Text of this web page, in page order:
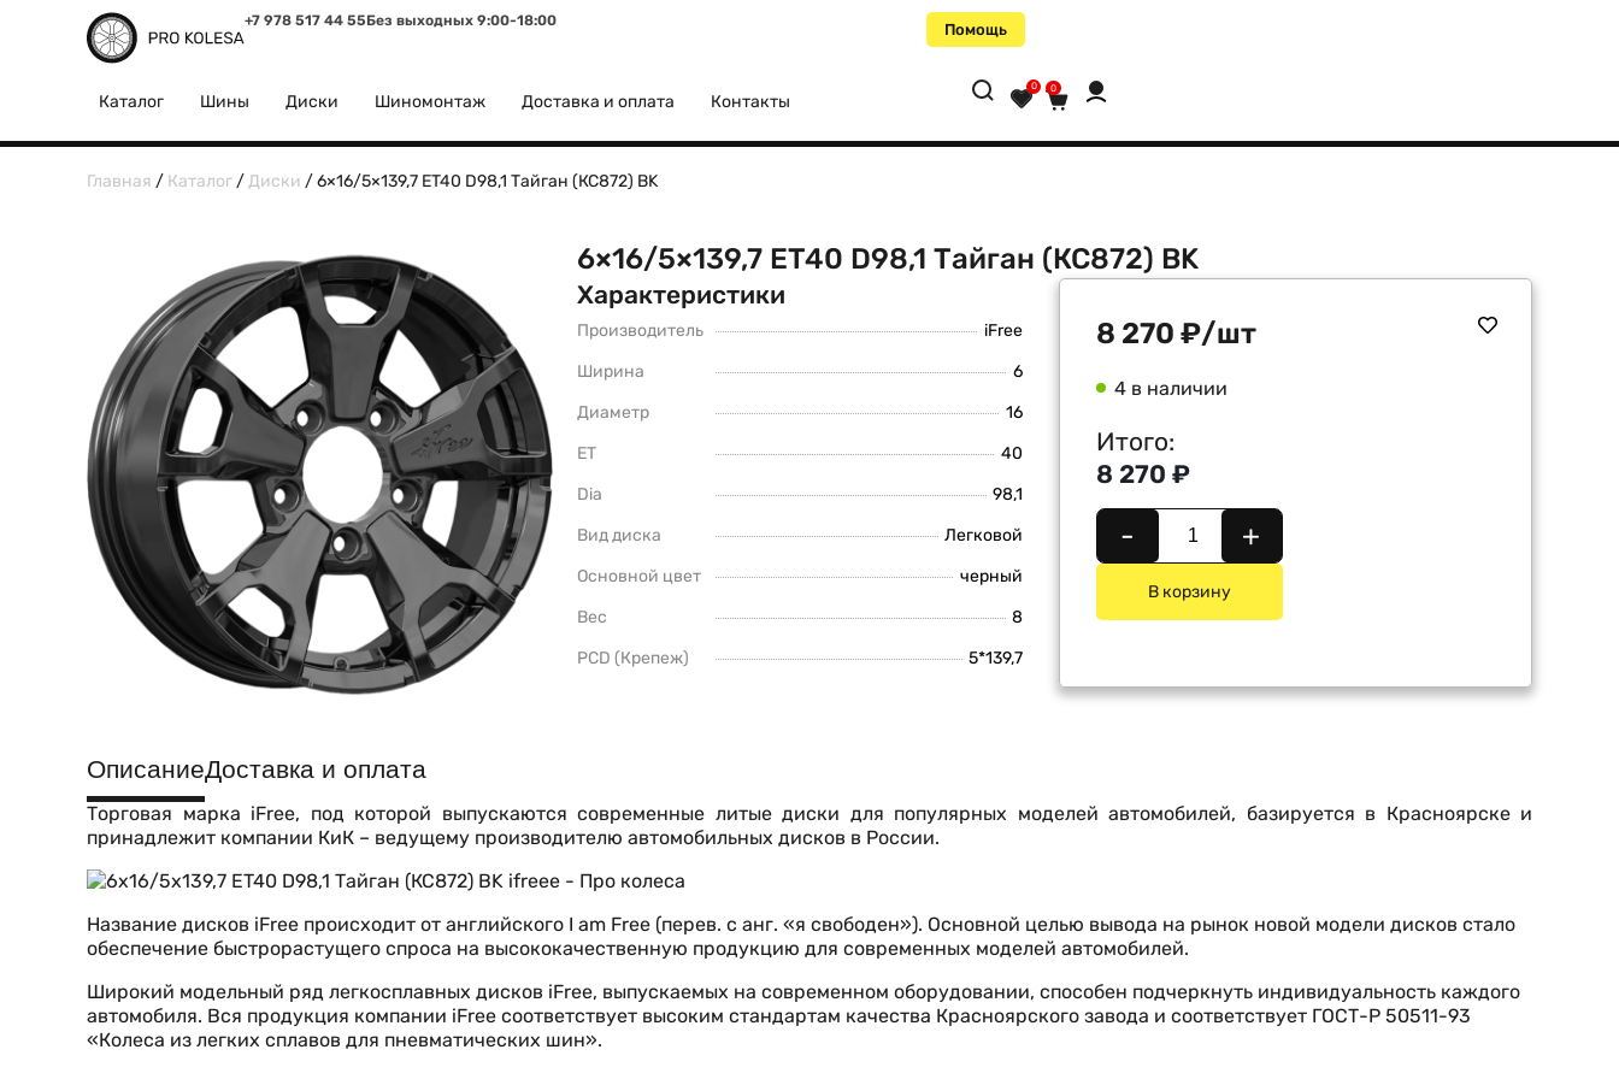
+7 978 517 44 55Без выходных 9:00-18:00 Помощь
Каталог Шины Диски Шиномонтаж Доставка и оплата Контакты
0 0
Главная / Каталог /Диски / 6×16/5×139,7 ET40 D98,1 Тайган (КС872) BK
6×16/5×139,7 ET40 D98,1 Тайган (КС872) BK
Характеристики
Производитель
iFree
Ширина
6
Диаметр
16
ET
40
Dia
98,1
Вид диска
Легковой
Основной цвет
черный
Вес
8
PCD (Крепеж)
5*139,7
8 270₽/шт
4 в наличии
Итого:
8 270 ₽
- +
В корзину
ОписаниеДоставка и оплата
Торговая марка iFree, под которой выпускаются современные литые диски для популярных моделей автомобилей, базируется в Красноярске и
принадлежит компании КиК – ведущему производителю автомобильных дисков в России.
Название дисков iFree происходит от английского I am Free (перев. с анг. «я свободен»). Основной целью вывода на рынок новой модели дисков стало
обеспечение быстрорастущего спроса на высококачественную продукцию для современных моделей автомобилей.
Широкий модельный ряд легкосплавных дисков iFree, выпускаемых на современном оборудовании, способен подчеркнуть индивидуальность каждого
автомобиля. Вся продукция компании iFree соответствует высоким стандартам качества Красноярского завода и соответствует ГОСТ-Р 50511-93
«Колеса из легких сплавов для пневматических шин».